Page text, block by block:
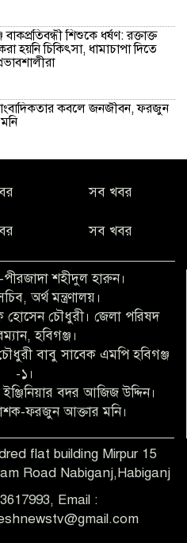
বাকপ্রতিবন্ধী শিশুকে ধর্ষণ: রক্তাক্ত
হয়নি চিকিৎসা, ধামাচাপা দিতে
কবলে জনজীবন, ফরজুন
সুযোগ করে দিলেন প্রধান শিক্ষক
তালুকদার ফাউন্ডেশন মানবতার
ছুঁই,ফরজুন আক্তার মনি
শ্রেষ্ঠ ওসি নির্বাচিত হলেন
থানার ওসি মোনায়েম
এক সাজাপ্রাপ্ত পলাতক আসামি
সব খবর
সব খবর
-পীরজাদা শহীদুল হারুন।
অর্থ মন্ত্রণালয়।
হোসেন চৌধুরী। জেলা পরিষদ
হবিগঞ্জ।
বাবু সাবেক এমপি হবিগঞ্জ
-১।
বদর আজিজ উদ্দিন।
ফরজুন আক্তার মনি।
flat building Mirpur 15
Road Nabiganj,Habiganj
Email :